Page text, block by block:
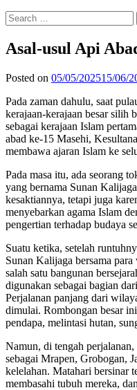
Search
for:
Asal-usul Api
Posted on 05/05/202515/06/
Pada zaman dahulu, saat
kerajaan-kerajaan besar silih
sebagai kerajaan Islam
abad ke-15 Masehi,
membawa ajaran Islam ke
Pada masa itu, ada seorang
yang bernama Sunan
kesaktiannya, tetapi juga
menyebarkan agama Islam
pengertian terhadap budaya
Suatu ketika, setelah
Sunan Kalijaga bersama
salah satu bangunan
digunakan sebagai bagian
Perjalanan panjang dari
dimulai. Rombongan besar
pendapa, melintasi hutan,
Namun, di tengah
sebagai Mrapen, Grobogan,
kelelahan. Matahari bersinar
membasahi tubuh mereka,